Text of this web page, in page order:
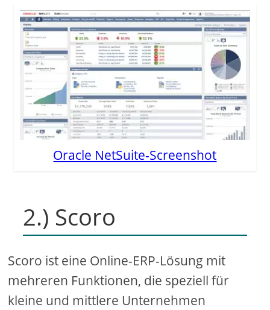
Oracle NetSuite-Screenshot
2.) Scoro
Scoro ist eine Online-ERP-Lösung mit
mehreren Funktionen, die speziell für
kleine und mittlere Unternehmen